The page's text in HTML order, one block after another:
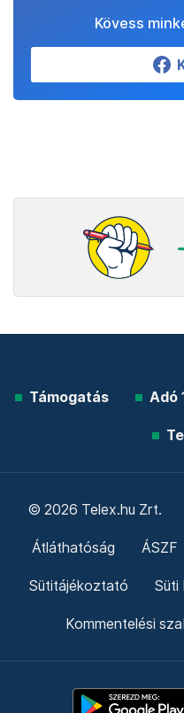
Kövess
Támogatás Adó
© 2026 Telex.hu Zrt.
Átláthatóság ÁSZF
Sütitájékoztató Süti
Kommentelési